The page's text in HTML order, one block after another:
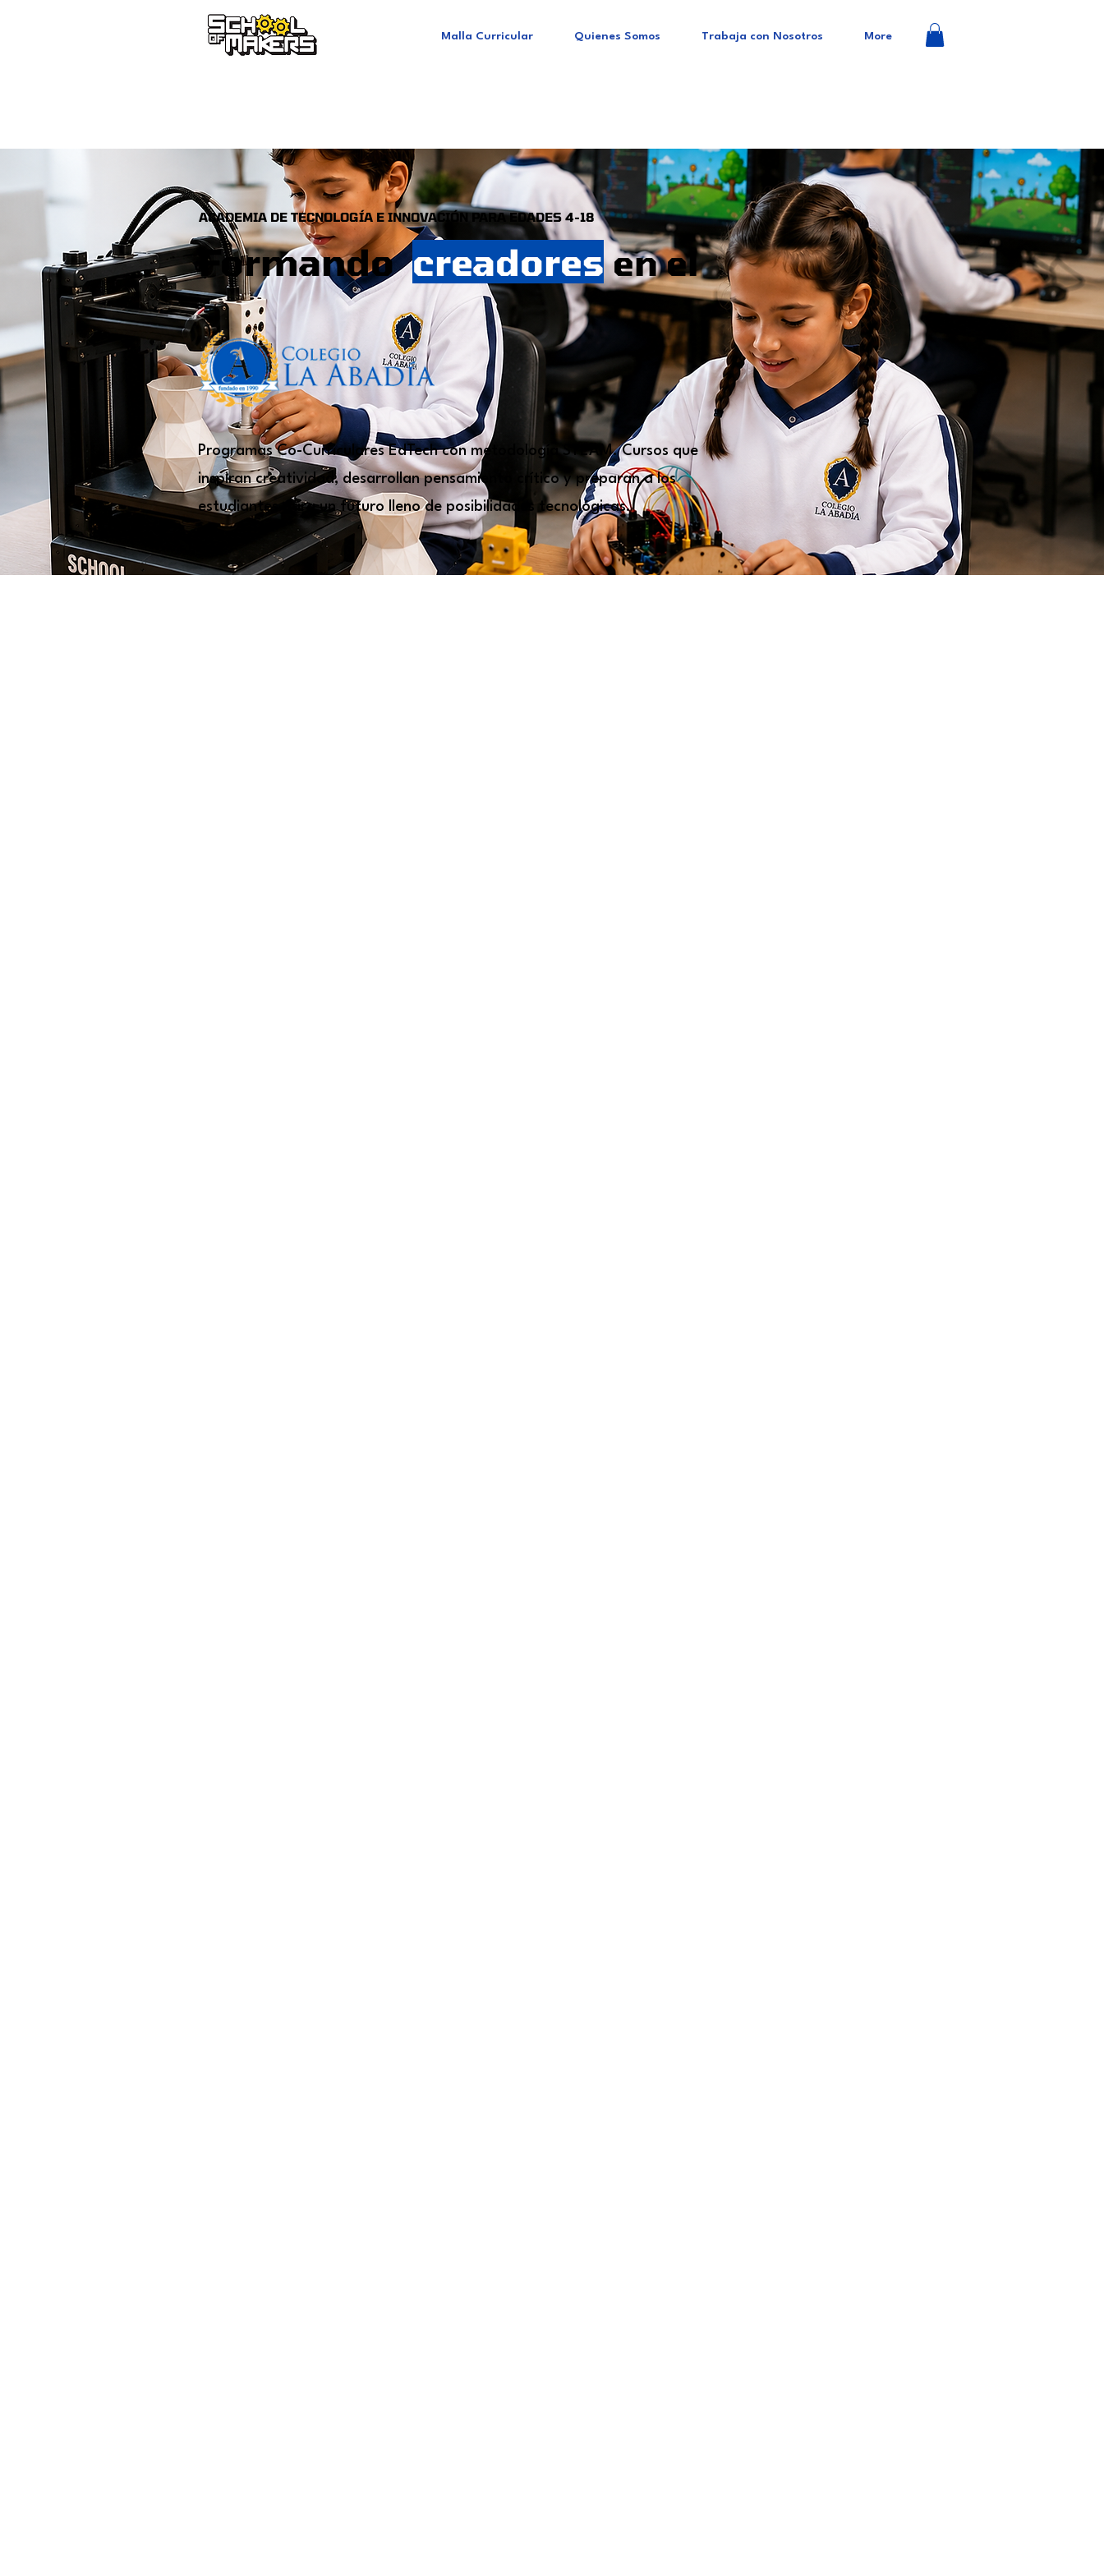
Malla Curricular Quienes Somos Trabaja con Nosotros More
ACADEMIA DE TECNOLOGÍA E INNOVACIÓN PARA EDADES 4-18
Formandocreadores en el
Programas Co-Curriculares EdTech con metodología STEAM.Cursos que
inspiran creatividad, desarrollan pensamiento crítico y preparan a los
estudiantes para un futuro lleno de posibilidades tecnológicas.